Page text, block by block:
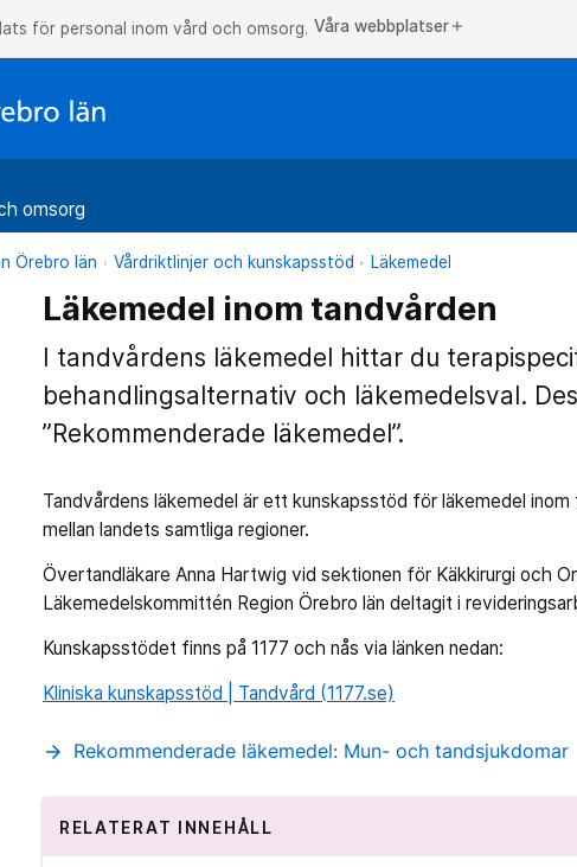
för personal inom vård och omsorg. Våra webbplatser add
omsorg
Örebro län Vårdriktlinjer och kunskapsstöd Läkemedel
Läkemedel inom tandvården
I tandvårdens läkemedel hittar du
behandlingsalternativ och läkemedelsval.
”Rekommenderade läkemedel”.
Tandvårdens läkemedel är ett kunskapsstöd för läkemedel
mellan landets samtliga regioner.
Övertandläkare Anna Hartwig vid sektionen för Käkkirurgi och
Läkemedelskommittén Region Örebro län deltagit i
Kunskapsstödet finns på 1177 och nås via länken nedan:
Kliniska kunskapsstöd | Tandvård (1177.se)
arrow_forward Rekommenderade läkemedel: Mun- och tandsjukdomar
RELATERAT INNEHÅLL